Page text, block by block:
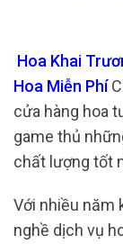
Hoa Khai
Hoa Miễn Phí
cửa hàng hoa
game thủ
chất lượng tốt
Với nhiều năm
nghề dịch vụ